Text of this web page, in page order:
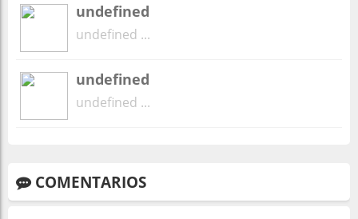
undefined
undefined ...
undefined
undefined ...
COMENTARIOS